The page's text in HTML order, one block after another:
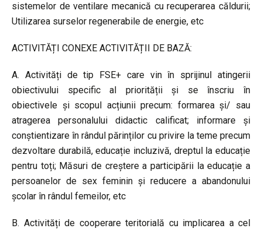
sistemelor de ventilare mecanică cu recuperarea căldurii;
Utilizarea surselor regenerabile de energie, etc
ACTIVITĂȚI CONEXE ACTIVITĂȚII DE BAZĂ:
A. Activități de tip FSE+ care vin în sprijinul atingerii
obiectivului specific al priorității și se înscriu în
obiectivele și scopul acțiunii precum: formarea și/ sau
atragerea personalului didactic calificat; informare și
conștientizare în rândul părinților cu privire la teme precum
dezvoltare durabilă, educație incluzivă, dreptul la educație
pentru toți; Măsuri de creștere a participării la educație a
persoanelor de sex feminin și reducere a abandonului
școlar în rândul femeilor, etc
B. Activități de cooperare teritorială cu implicarea a cel